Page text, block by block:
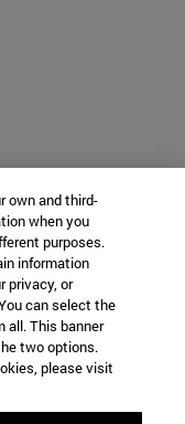
own and third-
when you
purposes.
information
privacy, or
can select the
all. This banner
two options.
please visit